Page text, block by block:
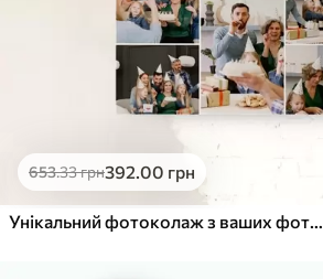
653.33грн392.00 грн
Унікальний фотоколаж з ваших фотографій